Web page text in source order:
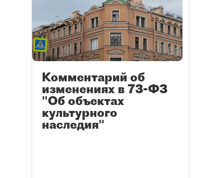
Комментарий об
изменениях в 73-ФЗ
"Об объектах
культурного
наследия"